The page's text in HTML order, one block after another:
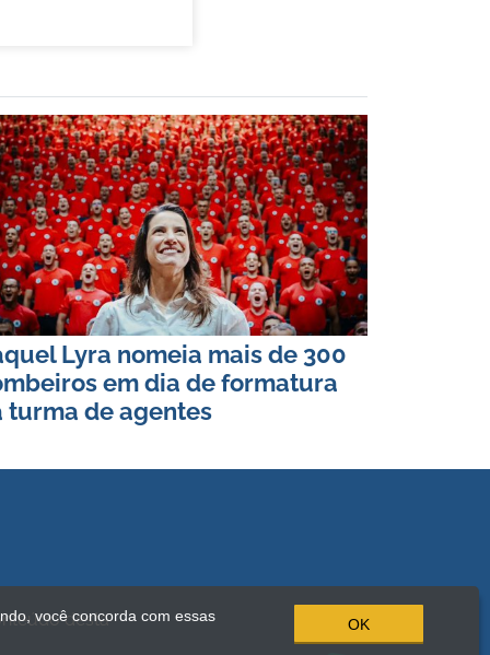
Lyra nomeia mais de 300
em dia de formatura
turma de agentes
desta
você concorda com essas
OK